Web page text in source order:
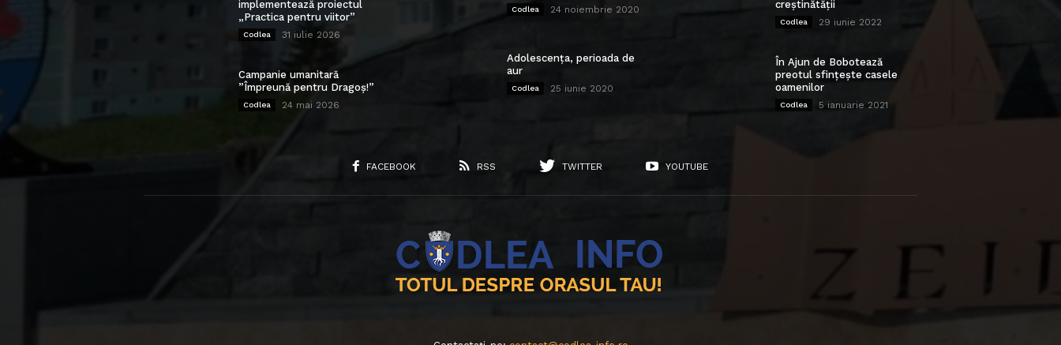
implementează proiectul
„Practica pentru viitor”
Codlea 31 iulie 2026
Campanie umanitară
”Împreună pentru Dragoș!”
Codlea 24 mai 2026
Codlea 24 noiembrie 2020
Adolescența, perioada de
aur
Codlea 25 iunie 2020
creștinătății
Codlea 29 iunie 2022
În Ajun de Bobotează
preotul sfințește casele
oamenilor
Codlea 5 ianuarie 2021
FACEBOOK RSS TWITTER YOUTUBE